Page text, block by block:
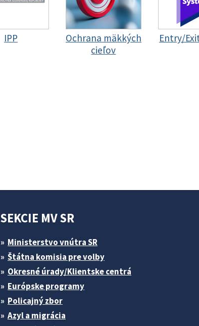
IPP
Ochrana mäkkých
cieľov
Entry/
SEKCIE MV SR
Ministerstvo vnútra SR
Štátna komisia pre volby
Okresné úrady/Klientske centrá
Európske programy
Policajný zbor
Azyl a migrácia